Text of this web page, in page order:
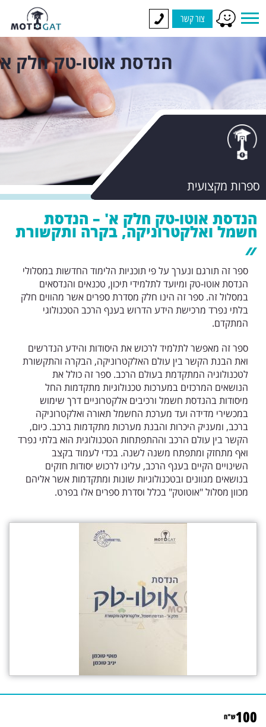
צור קשר
הנדסת אוטו-טק חלק א
ספרות מקצועית
הנדסת אוטו-טק חלק א' – הנדסת
חשמל ואלקטרוניקה, בקרה ותקשורת
ספר זה תורגם ונערך על פי תוכניות הלימוד החדשות במסלולי
הנדסת אוטו-טק ומיועד לתלמידי תיכון, טכנאים והנדסאים
במסלול זה. ספר זה הינו חלק מסדרת ספרים אשר מהווים חלק
בלתי נפרד מרכישת הידע הדרוש בענף הרכב הטכנולוגי
המתקדם.
ספר זה מאפשר לתלמיד לרכוש את היסודות והידע הנדרשים
ואת הבנת הקשר בין עולם האלקטרוניקה, הבקרה והתקשורת
לטכנולוגיה המתקדמת בעולם הרכב. ספר זה כולל את
הנושאים המרכזים במערכות טכנולוגיות מתקדמות החל
מיסודות בהנדסת חשמל ורכיבים אלקטרוניים דרך שימוש
במכשירי מדידה ועד מערכת החשמל תאורה ואלקטרוניקה
ברכב, ומעניק היכרות והבנת מערכות מתקדמות ברכב. כיום,
הקשר בין עולם הרכב וההתפתחות הטכנולוגית הוא בלתי נפרד
ואף מתחזק ומתפתח משנה לשנה. בכדי לעמוד בקצב
השינויים הקיים בענף הרכב, עלינו לרכוש יסודות חזקים
בנושאים מגוונים ובטכנולוגיות שונות ומתקדמות אשר אליהם
מכוון מסלול "אוטוטק" בכלל וסדרת ספרים אלו בפרט.
ש"ח100